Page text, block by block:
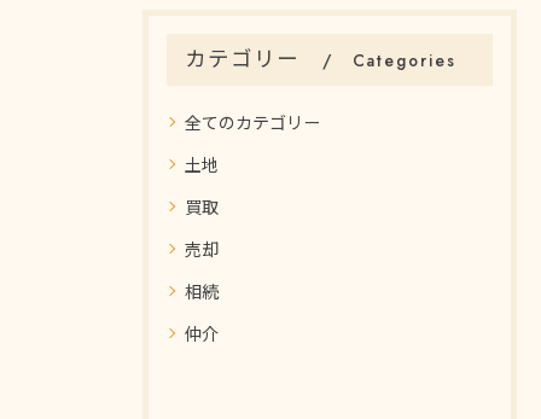
カテゴリー Categories
全てのカテゴリー
土地
買取
売却
相続
仲介